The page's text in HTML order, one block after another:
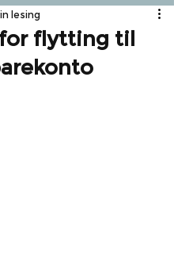
flytting til
lesing